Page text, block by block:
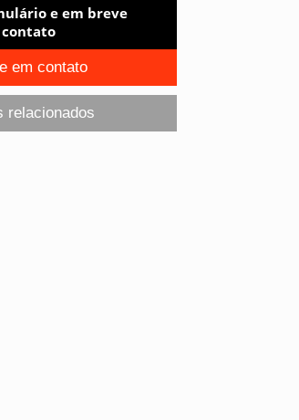
e em breve
em contato
relacionados